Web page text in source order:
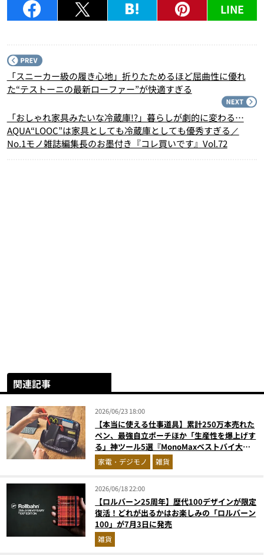
LINE
「スニーカー級の履き心地」折りたためるほど屈曲性に優れ
た“テストーニの最新ローファー”が快適すぎる
「おしゃれ家具みたいな冷蔵庫!?」暮らしが劇的に変わる…
AQUA“LOOC”は家具としても冷蔵庫としても優秀すぎる／
No.1モノ雑誌編集長のお墨付き『コレ買いです』Vol.72
関連記事
2026/06/23 18:00
【本当に使える仕事道具】累計250万本売れた
ペン、最強自立ポーチほか「生産性を爆上げす
る」神ツール5選『MonoMaxベストバイ大
賞』
家電・デジモノ 雑貨
2026/06/18 22:00
【ロルバーン25周年】歴代100デザインが限定
復活！どれが出るかはお楽しみの「ロルバーン
100」が7月3日に発売
雑貨